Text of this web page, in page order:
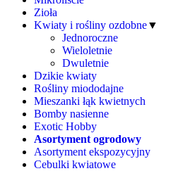
Zioła
Kwiaty i rośliny ozdobne▼
Jednoroczne
Wieloletnie
Dwuletnie
Dzikie kwiaty
Rośliny miododajne
Mieszanki łąk kwietnych
Bomby nasienne
Exotic Hobby
Asortyment ogrodowy
Asortyment ekspozycyjny
Cebulki kwiatowe